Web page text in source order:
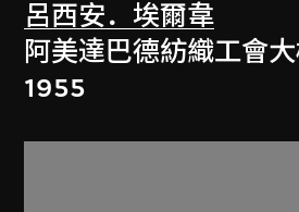
呂西安．埃爾韋
阿美達巴德紡織工會
1955